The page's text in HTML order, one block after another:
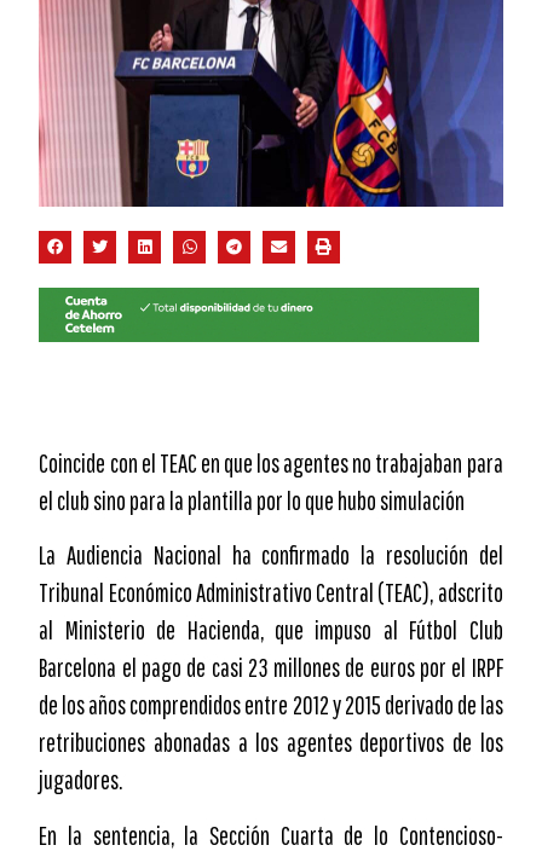
Coincide con el TEAC en que los agentes no trabajaban para
el club sino para la plantilla por lo que hubo simulación
La Audiencia Nacional ha confirmado la resolución del
Tribunal Económico Administrativo Central (TEAC), adscrito
al Ministerio de Hacienda, que impuso al Fútbol Club
Barcelona el pago de casi 23 millones de euros por el IRPF
de los años comprendidos entre 2012 y 2015 derivado de las
retribuciones abonadas a los agentes deportivos de los
jugadores.
En la sentencia, la Sección Cuarta de lo Contencioso-